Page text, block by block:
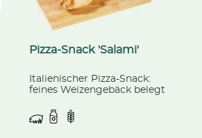
Pizza-Snack 'Salami'
Italienischer Pizza-Snack:
feines Weizengebäck belegt
Peperoni-Wurst und
fruchtiger Tomatensauce.